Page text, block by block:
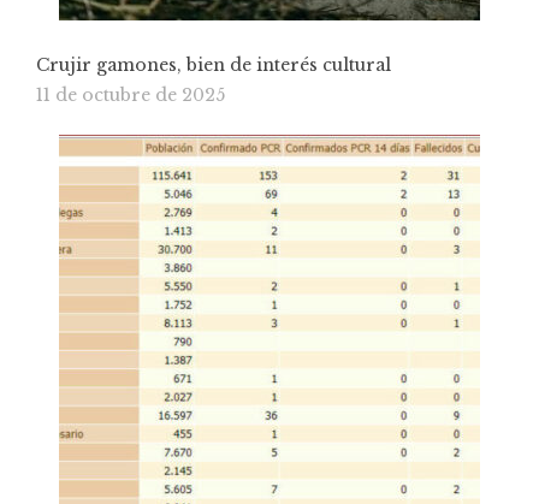
Crujir gamones, bien de interés cultural
11 de octubre de 2025